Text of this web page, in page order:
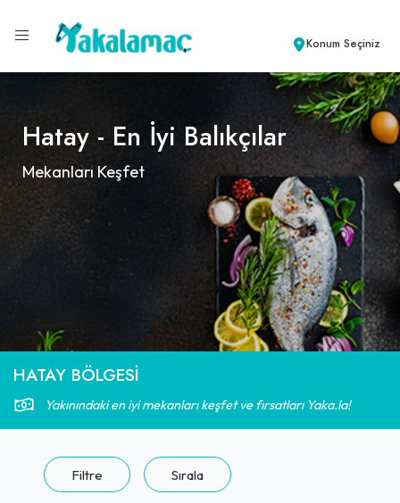
Konum Seçiniz
Hatay - En İyi Balıkçılar
Mekanları Keşfet
HATAY BÖLGESI
Yakınındaki en iyi mekanları keşfet ve fırsatları Yaka.la!
Filtre Sırala